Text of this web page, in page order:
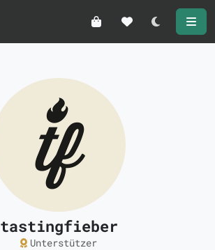
Darkmode
tastingfieber
Unterstützer